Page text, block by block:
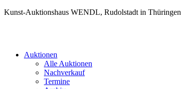
Kunst-Auktionshaus WENDL, Rudolstadt in Thüringen
Auktionen
Alle Auktionen
Nachverkauf
Termine